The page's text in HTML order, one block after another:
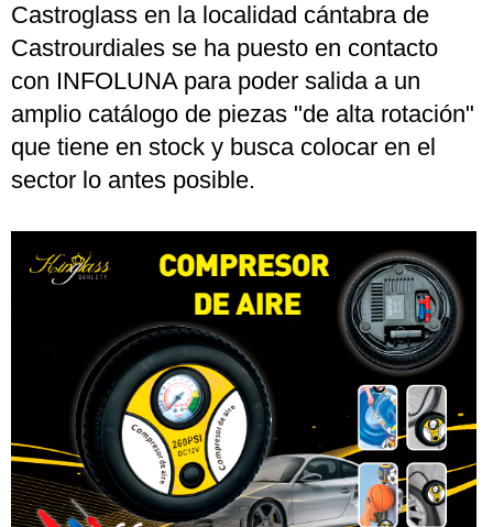
Castroglass en la localidad cántabra de
Castrourdiales se ha puesto en contacto
con INFOLUNA para poder salida a un
amplio catálogo de piezas "de alta rotación"
que tiene en stock y busca colocar en el
sector lo antes posible.